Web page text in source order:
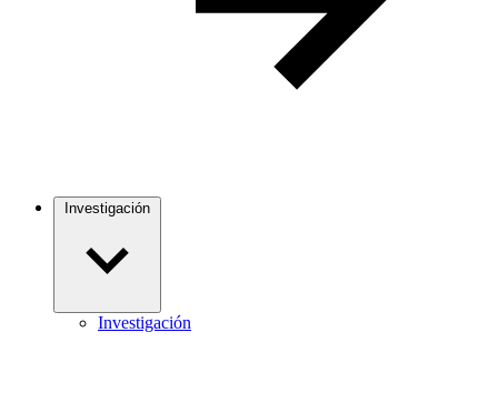
Investigación
Investigación